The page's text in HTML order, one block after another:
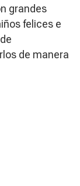
grandes
felices e
de manera